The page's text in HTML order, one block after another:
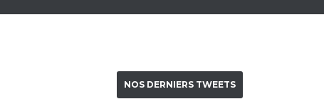
NOS DERNIERS TWEETS